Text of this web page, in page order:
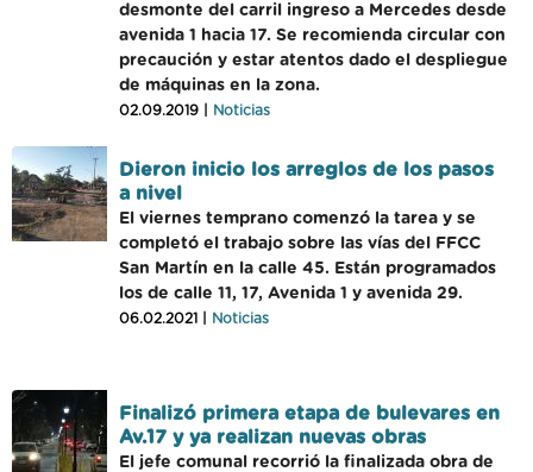
desmonte del carril ingreso a Mercedes desde
avenida 1 hacia 17. Se recomienda circular con
precaución y estar atentos dado el despliegue
de máquinas en la zona.
02.09.2019 | Noticias
Dieron inicio los arreglos de los pasos
a nivel
El viernes temprano comenzó la tarea y se
completó el trabajo sobre las vías del FFCC
San Martín en la calle 45. Están programados
los de calle 11, 17, Avenida 1 y avenida 29.
06.02.2021 | Noticias
Finalizó primera etapa de bulevares en
Av.17 y ya realizan nuevas obras
El jefe comunal recorrió la finalizada obra de